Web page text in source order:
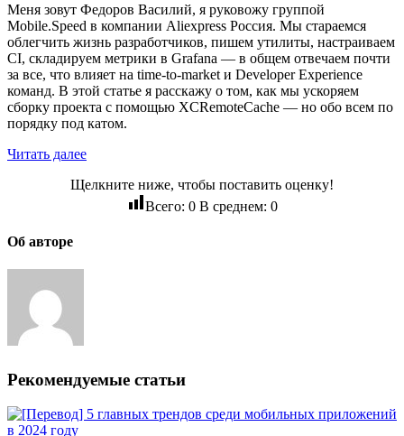
Меня зовут Федоров Василий, я руковожу группой
Mobile.Speed в компании Aliexpress Россия. Мы стараемся
облегчить жизнь разработчиков, пишем утилиты, настраиваем
CI, складируем метрики в Grafana — в общем отвечаем почти
за все, что влияет на time-to-market и Developer Experience
команд. В этой статье я расскажу о том, как мы ускоряем
сборку проекта с помощью XCRemoteCache — но обо всем по
порядку под катом.
Читать далее
Щелкните ниже, чтобы поставить оценку!
Всего: 0В среднем: 0
Об авторе
Рекомендуемые статьи